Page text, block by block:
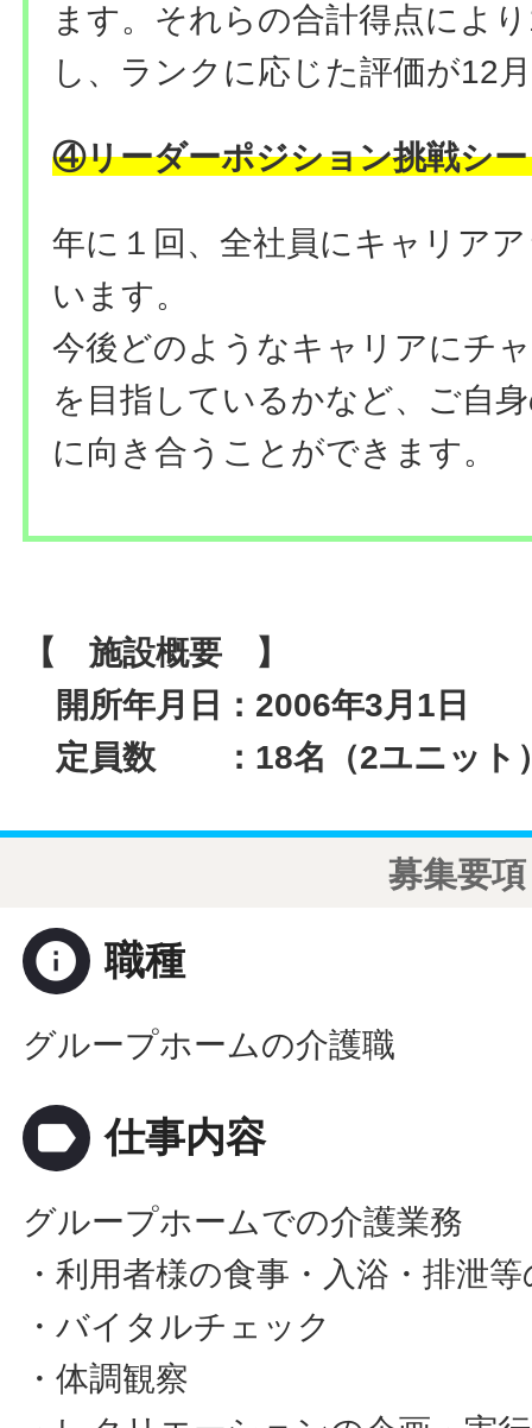
ます。それらの合計得点によ
し、ランクに応じた評価が12
④リーダーポジション挑戦シ
年に１回、全社員にキャリア
います。
今後どのようなキャリアにチ
を目指しているかなど、ご自
に向き合うことができます。
【 施設概要 】
開所年月日：2006年3月1日
定員数 ：18名（2ユニット
募集要項
info 職種
グループホームの介護職
label 仕事内容
グループホームでの介護業務
・利用者様の食事・入浴・排泄
・バイタルチェック
・体調観察